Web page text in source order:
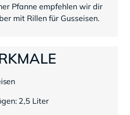
Pfanne empfehlen wir dir
mit Rillen für Gusseisen.
2,5 Liter